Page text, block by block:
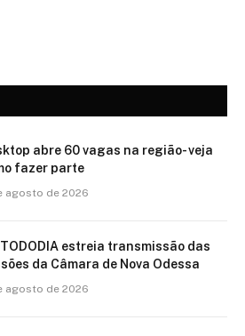
abre 60 vagas na região- veja
fazer parte
agosto de 2026
estreia transmissão das
da Câmara de Nova Odessa
agosto de 2026